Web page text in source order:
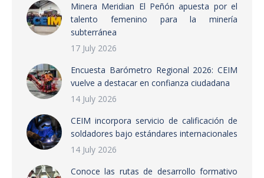
Minera Meridian El Peñón apuesta por el
talento femenino para la minería
subterránea
17 July 2026
Encuesta Barómetro Regional 2026: CEIM
vuelve a destacar en confianza ciudadana
14 July 2026
CEIM incorpora servicio de calificación de
soldadores bajo estándares internacionales
14 July 2026
Conoce las rutas de desarrollo formativo